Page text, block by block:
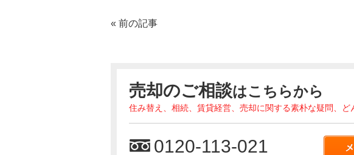
« 前の記事
売却のご相談はこちらから
住み替え、相続、賃貸経営、売却に関する素朴な疑問、ど
0120-113-021